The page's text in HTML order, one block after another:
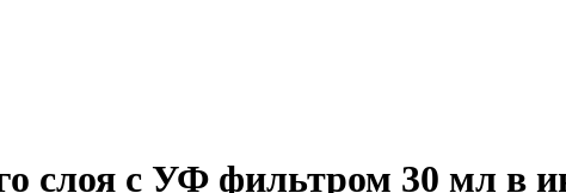
слоя с УФ фильтром 30 мл в